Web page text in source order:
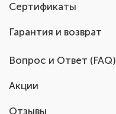
Сертификаты
Гарантия и возврат
Вопрос и Ответ (FAQ)
Акции
Отзывы